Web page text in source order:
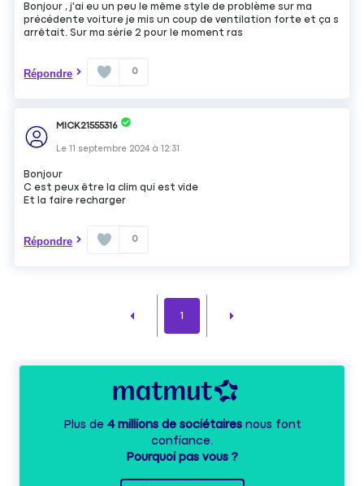
Bonjour , j'ai eu un peu le même style de problème sur ma
précédente voiture je mis un coup de ventilation forte et ça s
arrêtait. Sur ma série 2 pour le moment ras
Répondre 0
MICK21555316
Le11 septembre 2024 à12:31
Bonjour
C est peux être la clim qui est vide
Et la faire recharger
Répondre 0
1
Plus de 4 millions de sociétairesnous font
confiance.
Pourquoi pas vous ?